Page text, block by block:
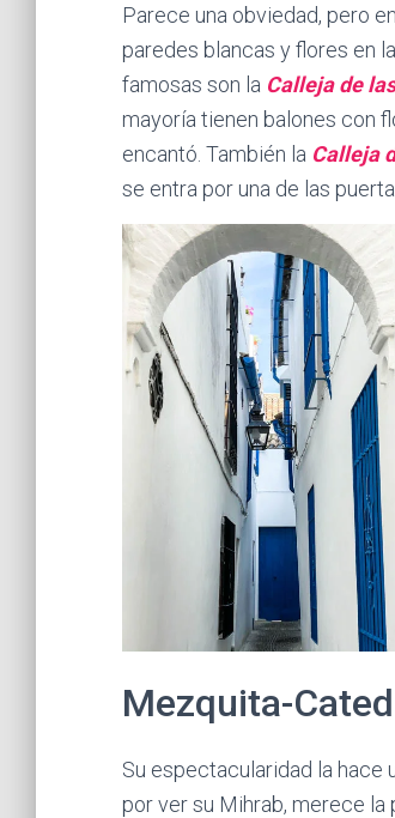
Parece una obviedad, pero
paredes blancas y flores en
famosas son la Calleja de
mayoría tienen balones con
encantó. También la Calleja
se entra por una de las
Mezquita-
Su espectacularidad la hace
por ver su Mihrab, merece la